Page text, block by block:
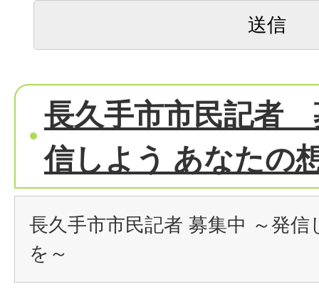
長久手市市民記
信しよう あなたの
長久手市市民記者 募集中 ～発
を～